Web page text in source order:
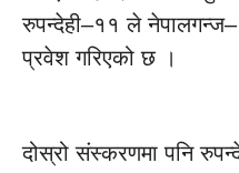
रुपन्देही–११ ले
प्रवेश गरिएको छ ।
दोस्रो संस्करणमा पनि